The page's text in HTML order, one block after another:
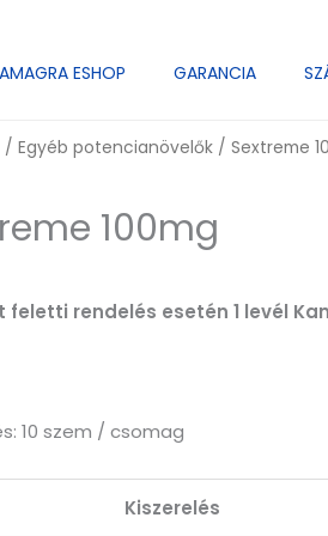
ESHOP GARANCIA
/ Egyéb potencianövelők / Sextreme
100mg
feletti rendelés esetén 1 levél
10 szem / csomag
Kiszerelés